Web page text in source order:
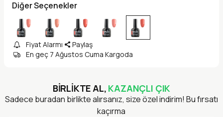
Diğer Seçenekler
Fiyat Alarmı
Paylaş
En geç 7 Ağustos Cuma Kargoda
BİRLİKTE AL, KAZANÇLI ÇIK
Sadece buradan birlikte alırsanız, size özel indirim! Bu fırsatı
kaçırma